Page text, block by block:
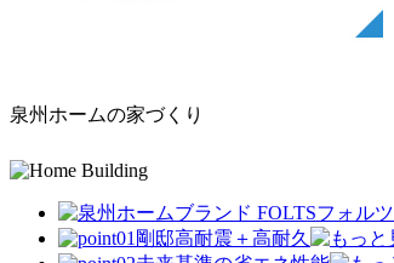
泉州ホームの家づくり
フォルツ
剛邸高耐震＋高耐久